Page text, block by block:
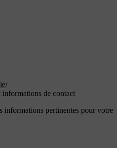
/
informations de contact
informations pertinentes pour votre